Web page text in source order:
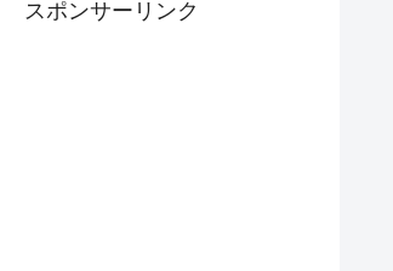
スポンサーリンク